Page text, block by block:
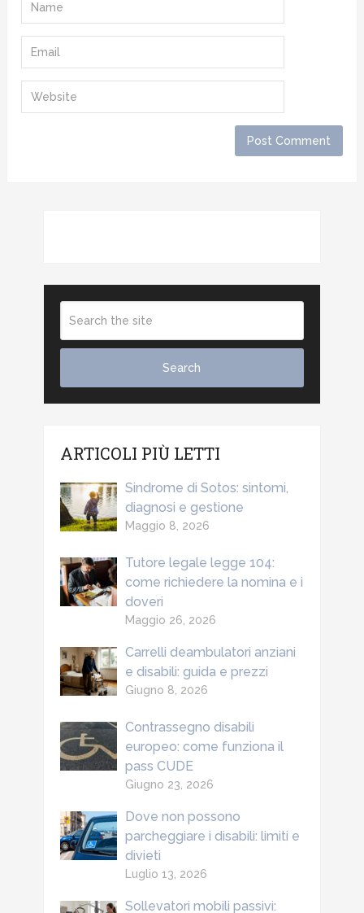
ARTICOLI PIÙ LETTI
Sindrome di Sotos: sintomi,
diagnosi e gestione
Maggio 8, 2026
Tutore legale legge 104:
come richiedere la nomina e i
doveri
Maggio 26, 2026
Carrelli deambulatori anziani
e disabili: guida e prezzi
Giugno 8, 2026
Contrassegno disabili
europeo: come funziona il
pass CUDE
Giugno 23, 2026
Dove non possono
parcheggiare i disabili: limiti e
divieti
Luglio 13, 2026
Sollevatori mobili passivi: